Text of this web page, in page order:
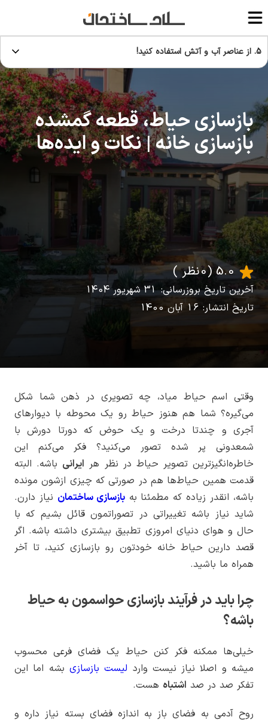
5. از عناصر آب و آتش استفاده کنید!
بازسازی حیاط، قطعه گمشده
بازسازی خانه | نکات و ایده‌ها
آخرین تاریخ بروزرسانی: 31 شهریور 1404
تاریخ انتشار: 16 آبان 1400
5.0 (0 نظر )
وقتی اسم حیاط میاد، چه تصویری در ذهن شما شکل
می‌گیره؟ شما هم هنوز حیاط رو یک محوطه با دیوارهای
آجری و چندتا درخت و یک حوض که دورتا دورش با
شمعدونی پر شده تصور می‌کنید؟ فکر می‌کنم این
خاطره‌انگیزترین تصویر حیاط در نظر هر ایرانی باشه. البته
قدمت همین حیاط‌ها هم در صورتی که چیزی ازشون مونده
باشه، انقدر زیاده که مطمئنا بهبازسازی ساختمان نیاز دارن.
شاید نیاز باشه تغییراتی در تصوراتمون قائل بشیم که با
حال و هوای دنیای امروزی تطبیق بیشتری داشته باشه. اگر
قصد دارین حیاط خانه خودتون رو بازسازی کنید، تا آخر
همراه ما باشید.
چرا باید در فرآیند بازسازی حواسمون به حیاط
باشه؟
خیلی‌ها ممکنه فکر کنن حیاط یک فضای فرعی محسوب
میشه و اصلا نیاز نیست وارد لیست بازسازی بشه اما این
تفکر صد در صد اشتباه هست.
روح آدمی به فضای باز به اندازه فضای بسته نیاز داره و